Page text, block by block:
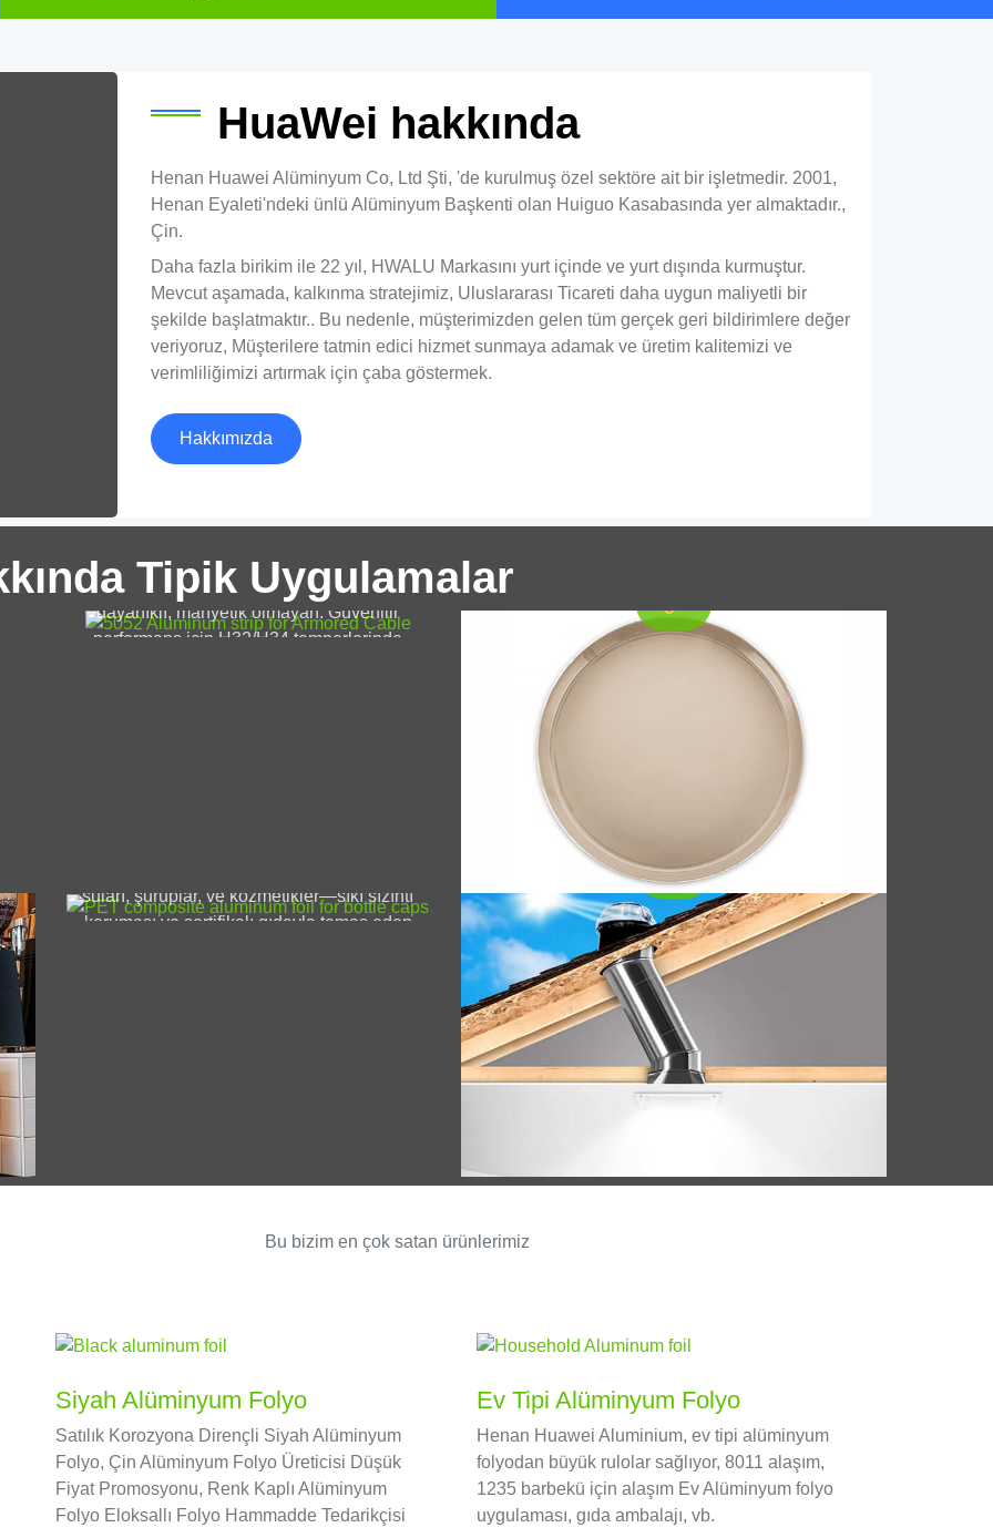
HuaWei hakkında
Henan Huawei Alüminyum Co, Ltd Şti, 'de kurulmuş özel sektöre ait bir işletmedir. 2001,
Henan Eyaleti'ndeki ünlü Alüminyum Başkenti olan Huiguo Kasabasında yer almaktadır.,
Çin.
Daha fazla birikim ile 22 yıl, HWALU Markasını yurt içinde ve yurt dışında kurmuştur.
Mevcut aşamada, kalkınma stratejimiz, Uluslararası Ticareti daha uygun maliyetli bir
şekilde başlatmaktır.. Bu nedenle, müşterimizden gelen tüm gerçek geri bildirimlere değer
veriyoruz, Müşterilere tatmin edici hizmet sunmaya adamak ve üretim kalitemizi ve
verimliliğimizi artırmak için çaba göstermek.
Hakkımızda
Tipik Uygulamalar
5052 Kablo Zırhlama için
Mühendis sınıfı 5052 Zırhlı Kablo için
alüminyum şerit hafiflik sağlar, korozyona
dayanıklı, manyetik olmayan. Güvenilir
performans için H32/H34 temperlerinde
1050 Alüminyum Tepsi için
Kaplamalı Alüminyum Disk - Gıdaya
Uygun
güvenliği, hazır yemek ve fırınlanabilir
suları, şuruplar, ve kozmetikler—sıkı sızıntı
koruması ve sertifikalı gıdayla temas eden
Borulu Günışığı Aydınlatma
Borulu Günışığı Aydınlatma Cihazları
(TDD'ler) Geleneksel pencerelerin veya çatı
pencerelerinin pratik olmayabileceği iç
mekanlara doğal gün ışığını getirmek için
tasarlanmış yenilikçi mimari çözümlerdir..
Bu bizim en çok satan ürünlerimiz
Siyah Alüminyum Folyo
Satılık Korozyona Dirençli Siyah Alüminyum
Folyo, Çin Alüminyum Folyo Üreticisi Düşük
Fiyat Promosyonu, Renk Kaplı Alüminyum
Folyo Eloksallı Folyo Hammadde Tedarikçisi
Ev Tipi Alüminyum Folyo
Henan Huawei Aluminium, ev tipi alüminyum
folyodan büyük rulolar sağlıyor, 8011 alaşım,
1235 barbekü için alaşım Ev Alüminyum folyo
uygulaması, gıda ambalajı, vb.